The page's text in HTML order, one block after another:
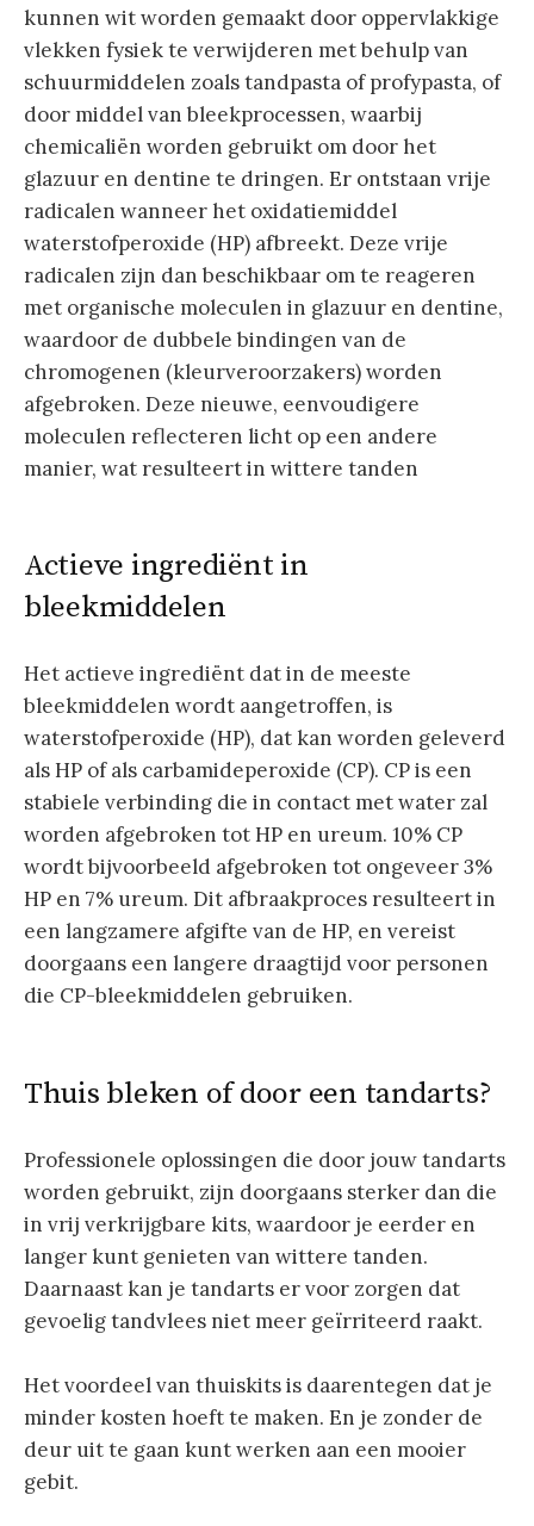
kunnen wit worden gemaakt door oppervlakkige
vlekken fysiek te verwijderen met behulp van
schuurmiddelen zoals tandpasta of profypasta, of
door middel van bleekprocessen, waarbij
chemicaliën worden gebruikt om door het
glazuur en dentine te dringen. Er ontstaan ​​vrije
radicalen wanneer het oxidatiemiddel
waterstofperoxide (HP) afbreekt. Deze vrije
radicalen zijn dan beschikbaar om te reageren
met organische moleculen in glazuur en dentine,
waardoor de dubbele bindingen van de
chromogenen (kleurveroorzakers) worden
afgebroken. Deze nieuwe, eenvoudigere
moleculen reflecteren licht op een andere
manier, wat resulteert in wittere tanden
Actieve ingrediënt in
bleekmiddelen
Het actieve ingrediënt dat in de meeste
bleekmiddelen wordt aangetroffen, is
waterstofperoxide (HP), dat kan worden geleverd
als HP of als carbamideperoxide (CP). CP is een
stabiele verbinding die in contact met water zal
worden afgebroken tot HP en ureum. 10% CP
wordt bijvoorbeeld afgebroken tot ongeveer 3%
HP en 7% ureum. Dit afbraakproces resulteert in
een langzamere afgifte van de HP, en vereist
doorgaans een langere draagtijd voor personen
die CP-bleekmiddelen gebruiken.
Thuis bleken of door een tandarts?
Professionele oplossingen die door jouw tandarts
worden gebruikt, zijn doorgaans sterker dan die
in vrij verkrijgbare kits, waardoor je eerder en
langer kunt genieten van wittere tanden.
Daarnaast kan je tandarts er voor zorgen dat
gevoelig tandvlees niet meer geïrriteerd raakt.
Het voordeel van thuiskits is daarentegen dat je
minder kosten hoeft te maken. En je zonder de
deur uit te gaan kunt werken aan een mooier
gebit.